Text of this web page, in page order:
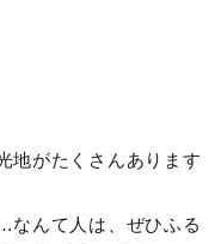
地がたくさんあります
なんて人は、ぜひふる